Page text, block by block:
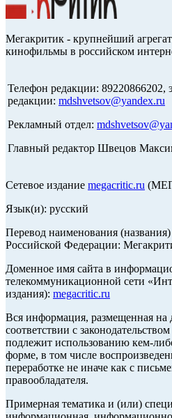
Мегакритик - крупнейший
кинофильмы в российском
Телефон редакции: 89220866202,
редакции: mdshvetsov@yandex.ru
Рекламный отдел:
Главный редактор Швецов
Сетевое издание megacritic.ru
Язык(и): русский
Перевод наименования
Российской Федерации:
Доменное имя сайта в
телекоммуникационной сети
издания): megacritic.ru
Вся информация, размещенная на
соответствии с
подлежит использованию кем-
форме, в том числе
переработке не иначе как с
правообладателя.
Примерная тематика и (или)